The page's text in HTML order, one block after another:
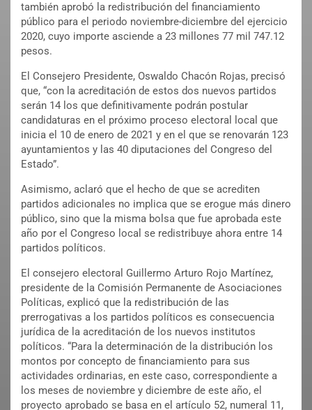
también aprobó la redistribución del financiamiento
público para el periodo noviembre-diciembre del ejercicio
2020, cuyo importe asciende a 23 millones 77 mil 747.12
pesos.
El Consejero Presidente, Oswaldo Chacón Rojas, precisó
que, “con la acreditación de estos dos nuevos partidos
serán 14 los que definitivamente podrán postular
candidaturas en el próximo proceso electoral local que
inicia el 10 de enero de 2021 y en el que se renovarán 123
ayuntamientos y las 40 diputaciones del Congreso del
Estado”.
Asimismo, aclaró que el hecho de que se acrediten
partidos adicionales no implica que se erogue más dinero
público, sino que la misma bolsa que fue aprobada este
año por el Congreso local se redistribuye ahora entre 14
partidos políticos.
El consejero electoral Guillermo Arturo Rojo Martínez,
presidente de la Comisión Permanente de Asociaciones
Políticas, explicó que la redistribución de las
prerrogativas a los partidos políticos es consecuencia
jurídica de la acreditación de los nuevos institutos
políticos. “Para la determinación de la distribución los
montos por concepto de financiamiento para sus
actividades ordinarias, en este caso, correspondiente a
los meses de noviembre y diciembre de este año, el
proyecto aprobado se basa en el artículo 52, numeral 11,